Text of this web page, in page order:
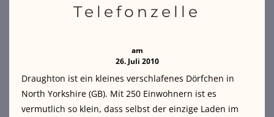
Telefonzelle
am
26. Juli 2010
Draughton ist ein kleines verschlafenes Dörfchen in
North Yorkshire (GB). Mit 250 Einwohnern ist es
vermutlich so klein, dass selbst der einzige Laden im